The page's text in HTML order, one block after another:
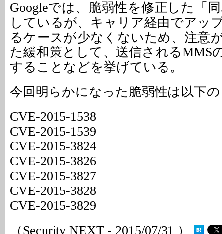
Googleでは、脆弱性を修正した「
しているが、キャリア経由でアッ
るケースが少なくないため、注意
た緩和策として、送信されるMMS
することなどを挙げている。
今回明らかになった脆弱性は以下
CVE-2015-1538
CVE-2015-1539
CVE-2015-3824
CVE-2015-3826
CVE-2015-3827
CVE-2015-3828
CVE-2015-3829
（Security NEXT - 2015/07/31 ）